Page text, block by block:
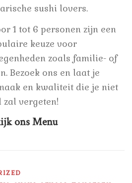
sushi lovers.
1 tot 6 personen zijn een
keuze voor
zoals familie- of
Bezoek ons en laat je
en kwaliteit die je niet
zal vergeten!
ons Menu